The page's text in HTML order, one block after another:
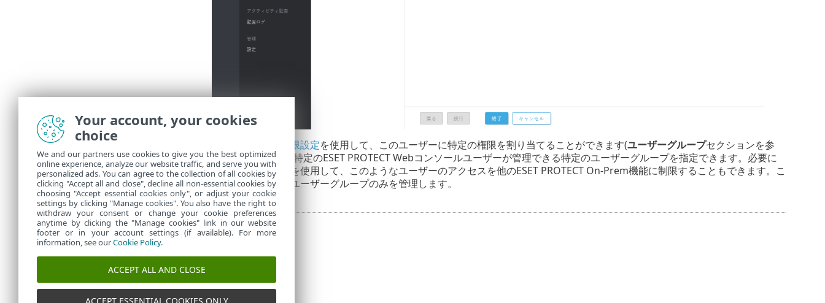
権限設定を使用して、このユーザーに特定の権限を割り当てることができます(ユーザーグループセクションを参
照)。このように、特定のESET PROTECT Webコンソールユーザーが管理できる特定のユーザーグループを指定できます。必要に
応じて、ポリシーを使用して、このようなユーザーのアクセスを他のESET PROTECT On-Prem機能に制限することもできます。こ
れらのユーザーはユーザーグループのみを管理します。
Your account, your cookies
choice
We and our partners use cookies to give you the best optimized
online experience, analyze our website traffic, and serve you with
personalized ads. You can agree to the collection of all cookies by
clicking "Accept all and close", decline all non-essential cookies by
choosing "Accept essential cookies only", or adjust your cookie
settings by clicking "Manage cookies". You also have the right to
withdraw your consent or change your cookie preferences
anytime by clicking the "Manage cookies" link in our website
footer or in your account settings (if available). For more
information, see ourCookie Policy.
ACCEPT ALL AND CLOSE